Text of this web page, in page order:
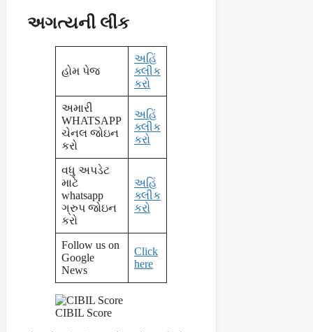
અગત્યની લીંક
હોમ પેજ
અહિં
ક્લીક
કરો
અમારી
WHATSAPP
ચેનલ જોઇન
કરો
અહિં
ક્લીક
કરો
વધુ અપડેટ
માટે
whatsapp
ગ્રુપ જોઇન
કરો
અહિં
ક્લીક
કરો
Follow us on
Google
News
Click
here
CIBIL Score